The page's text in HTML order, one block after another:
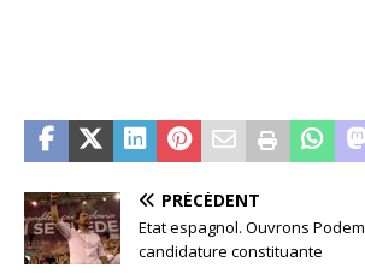
PRÉCÉDENT
Etat espagnol. Ouvrons
candidature constituante